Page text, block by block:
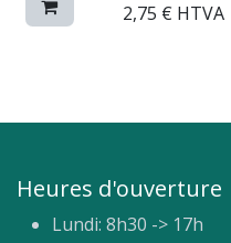
2,75 € HTVA
Heures d'ouverture
Lundi: 8h30 -> 17h